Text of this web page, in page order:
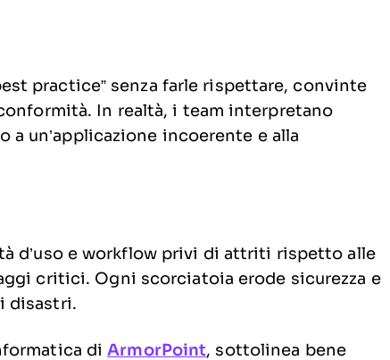
practice” senza farle rispettare, convinte
In realtà, i team interpretano
un’applicazione incoerente e alla
d’uso e workflow privi di attriti rispetto alle
critici. Ogni scorciatoia erode sicurezza e
disastri.
diArmorPoint, sottolinea bene